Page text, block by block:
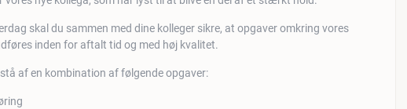
skal du sammen med dine kolleger sikre, at opgaver omkring vores
inden for aftalt tid og med høj kvalitet.
af en kombination af følgende opgaver: